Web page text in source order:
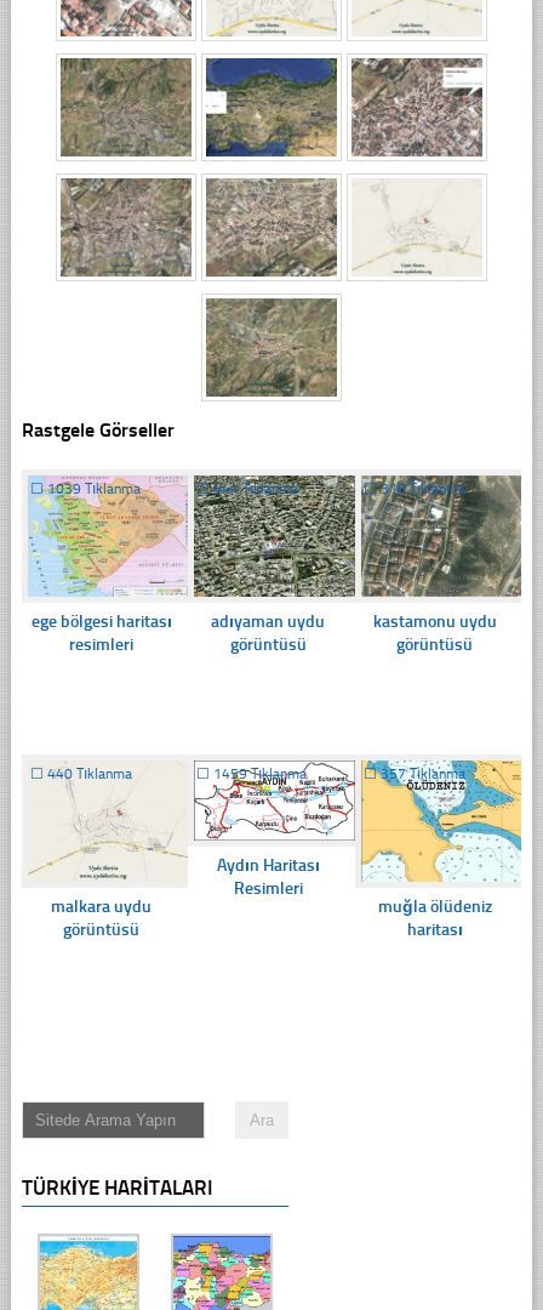
Rastgele Görseller
☐1039 Tıklanma
ege bölgesi haritası
resimleri
☐444 Tıklanma
adıyaman uydu
görüntüsü
☐310 Tıklanma
kastamonu uydu
görüntüsü
☐ 440 Tıklanma
malkara uydu
görüntüsü
☐ 1459 Tıklanma
Aydın Haritası
Resimleri
☐357 Tıklanma
muğla ölüdeniz
haritası
TÜRKIYE HARITALARI